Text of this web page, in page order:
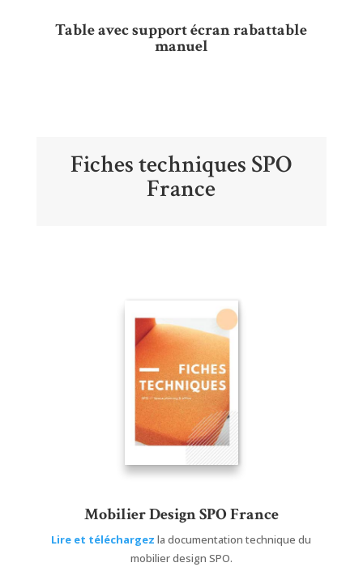
Table avec support écran rabattable
manuel
Fiches techniques SPO
France
Mobilier Design SPO France
Lire et téléchargez la documentation technique du
mobilier design SPO.